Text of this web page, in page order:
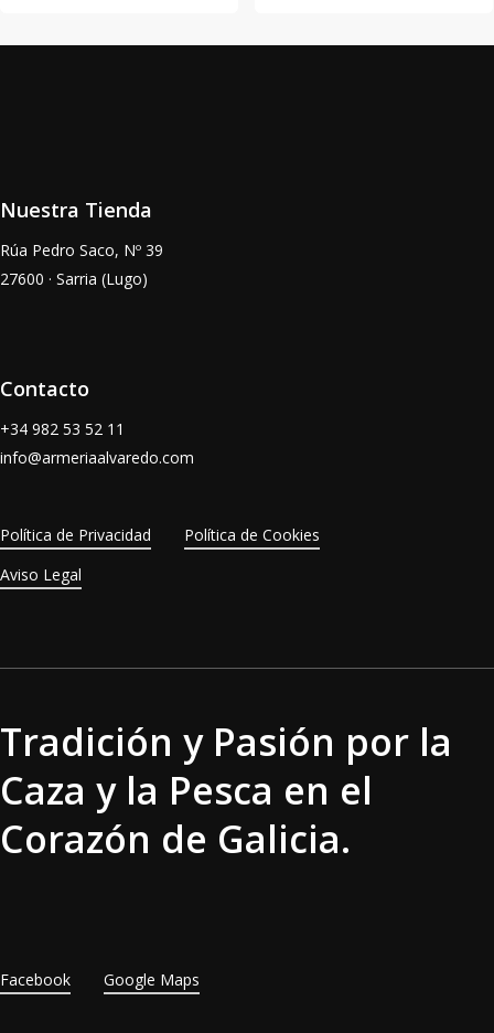
Nuestra Tienda
Rúa Pedro Saco, Nº 39
27600 · Sarria (Lugo)
Contacto
+34 982 53 52 11
info@armeriaalvaredo.com
Política de Privacidad
Política de Cookies
Aviso Legal
Tradición y Pasión por la
Caza y la Pesca en el
Corazón de Galicia.
Facebook Google Maps